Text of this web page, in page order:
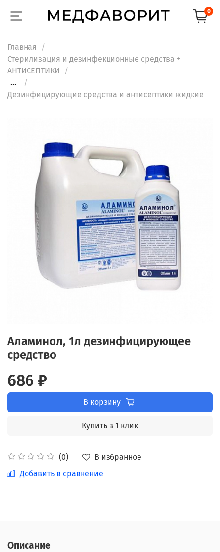
0
Главная
Стерилизация и дезинфекционные средства +
АНТИСЕПТИКИ
...
Дезинфицирующие средства и антисептики жидкие
Аламинол, 1л дезинфицирующее
средство
(0)
В избранное
Добавить в сравнение
686 ₽
В корзину
Купить в 1 клик
Описание